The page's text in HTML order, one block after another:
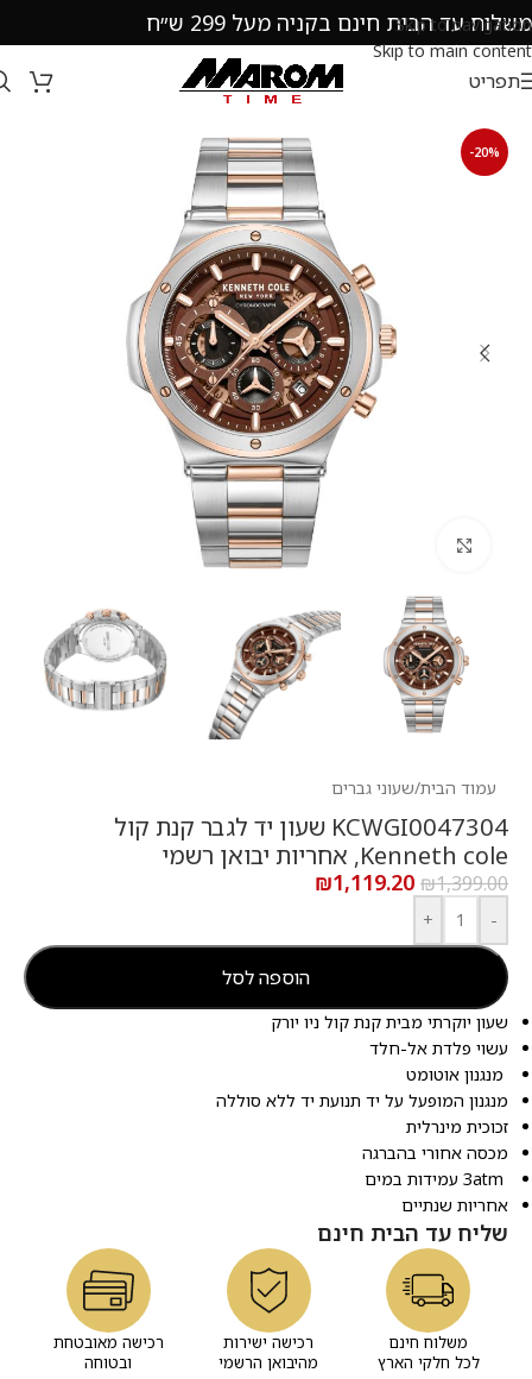
Skip to navigation
Skip to main content
משלוח עד הבית חינם בקניה מעל 299 ש״ח
תפריט
עמוד הבית/שעוני גברים
KCWGI0047304 שעון יד לגבר קנת קול
Kenneth cole, אחריות יבואן רשמי
₪1,399.00
₪1,119.20
-
+
הוספה לסל
שעון יוקרתי מבית קנת קול ניו יורק
עשוי פלדת אל-חלד
מנגנון אוטומט
מנגנון המופעל על יד תנועת יד ללא סוללה
זכוכית מינרלית
מכסה אחורי בהברגה
אחריות שנתיים
שליח עד הבית חינם
משלוח חינם
לכל חלקי הארץ
רכישה ישירות
מהיבואן הרשמי
רכישה מאובטחת
ובטוחה
-20%